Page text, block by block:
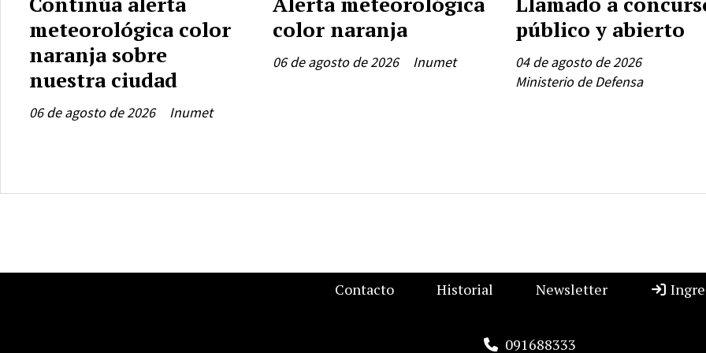
meteorológica color
naranja sobre
nuestra ciudad
Inumet
06 de agosto de 2026
color naranja
Inumet
06 de agosto de 2026
público y abierto
Ministerio de Defensa
04 de agosto de 2026
Contacto Historial Newsletter
091688333